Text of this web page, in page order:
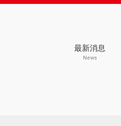
最新消息
News